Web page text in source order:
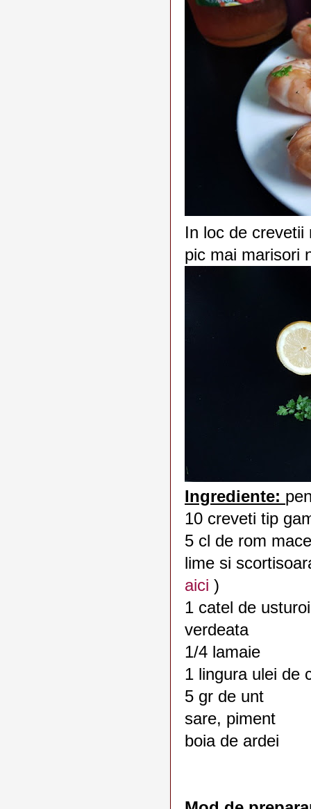
In loc de crevetii
pic mai marisori
Ingrediente:
10 creveti tip
5 cl de rom
lime si
aici )
1 catel de usturoi
verdeata
1/4 lamaie
1 lingura ulei de
5 gr de unt
sare, piment
boia de ardei